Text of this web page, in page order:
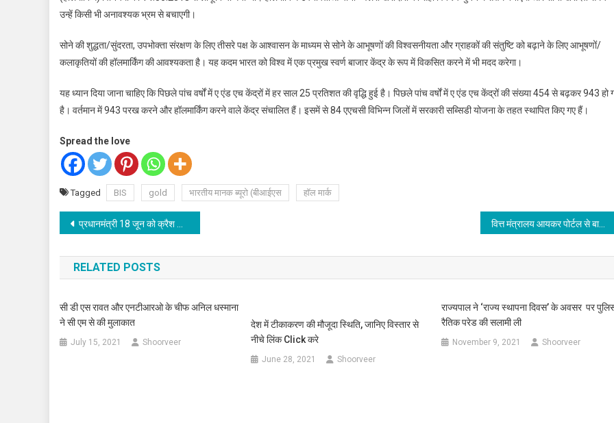
उन्हें किसी भी अनावश्यक भ्रम से बचाएगी।
सोने की शुद्धता/सुंदरता, उपभोक्ता संरक्षण के लिए तीसरे पक्ष के आश्वासन के माध्यम से सोने के आभूषणों की विश्वसनीयता और ग्राहकों की संतुष्टि को बढ़ाने के लिए आभूषणों/
कलाकृतियों की हॉलमार्किंग की आवश्यकता है। यह कदम भारत को विश्व में एक प्रमुख स्वर्ण बाजार केंद्र के रूप में विकसित करने में भी मदद करेगा।
यह ध्यान दिया जाना चाहिए कि पिछले पांच वर्षों में ए एंड एच केंद्रों में हर साल 25 प्रतिशत की वृद्धि हुई है। पिछले पांच वर्षों में ए एंड एच केंद्रों की संख्या 454 से बढ़कर 943 हो
है। वर्तमान में 943 परख करने और हॉलमार्किंग करने वाले केंद्र संचालित हैं। इसमें से 84 एएचसी विभिन्न जिलों में सरकारी सब्सिडी योजना के तहत स्थापित किए गए हैं।
Spread the love
Tagged BIS gold भारतीय मानक ब्यूरो (बीआईएस हॉल मार्क
Post
navigation
प्रधानमंत्री 18 जून को क्रैश कोर्स प्रोग्राम’ लांच करेंगे वित्त मंत्रालय आयकर पोर्टल से बाबत 22 को इन्फोसिस के साथ बैठक करेगा
RELATED POSTS
सी डी एस रावत और एनटीआरओ के चीफ अनिल धस्माना
ने सी एम से की मुलाकात
July 15, 2021 Shoorveer
देश में टीकाकरण की मौजूदा स्थिति, जानिए विस्तार से
नीचे लिंक Click करे
June 28, 2021 Shoorveer
राज्यपाल ने ‘राज्य स्थापना दिवस’ के अवसर पर
रैतिक परेड की सलामी ली
November 9, 2021 Shoorveer